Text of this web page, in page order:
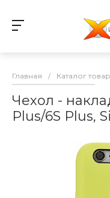
Главная / Каталог
Чехол -
Plus/6S Plus,